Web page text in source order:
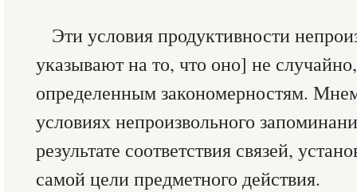
Эти условия продуктивности
указывают на то, что оно] не
определенным закономерностям.
условиях непроизвольного
результате соответствия связей,
самой цели предметного действия.